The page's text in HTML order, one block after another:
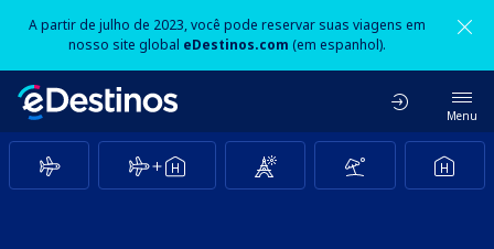
A partir de julho de 2023, você pode reservar suas viagens em
nosso site global eDestinos.com (em espanhol).
Menu